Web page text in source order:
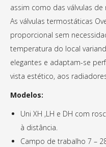
assim como das válvulas
As válvulas termostáticas
proporcional sem
temperatura do local
elegantes e adaptam-se
vista estético, aos
Modelos:
Uni XH ,LH e DH com
à distância.
Campo de trabalho 7 –